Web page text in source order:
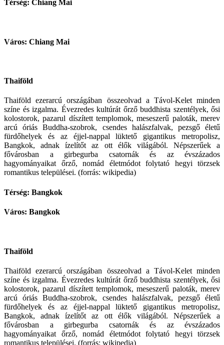
Térség: Chiang Mai
Város: Chiang Mai
Thaiföld
Thaiföld ezerarcú országában összeolvad a Távol-Kelet minden
színe és izgalma. Évezredes kultúrát őrző buddhista szentélyek, ősi
kolostorok, pazarul díszített templomok, meseszerű paloták, merev
arcú óriás Buddha-szobrok, csendes halászfalvak, pezsgő életű
fürdőhelyek és az éjjel-nappal lüktető gigantikus metropolisz,
Bangkok, adnak ízelítőt az ott élők világából. Népszerűek a
fővárosban a girbegurba csatornák és az évszázados
hagyományaikat őrző, nomád életmódot folytató hegyi törzsek
romantikus települései. (forrás: wikipedia)
Térség: Bangkok
Város: Bangkok
Thaiföld
Thaiföld ezerarcú országában összeolvad a Távol-Kelet minden
színe és izgalma. Évezredes kultúrát őrző buddhista szentélyek, ősi
kolostorok, pazarul díszített templomok, meseszerű paloták, merev
arcú óriás Buddha-szobrok, csendes halászfalvak, pezsgő életű
fürdőhelyek és az éjjel-nappal lüktető gigantikus metropolisz,
Bangkok, adnak ízelítőt az ott élők világából. Népszerűek a
fővárosban a girbegurba csatornák és az évszázados
hagyományaikat őrző, nomád életmódot folytató hegyi törzsek
romantikus települései. (forrás: wikipedia)